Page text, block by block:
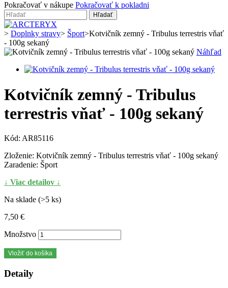
Pokračovať v nákupe Pokračovať k pokladni
Hľadať
> Doplnky stravy> Šport>Kotvičník zemný - Tribulus terrestris vňať
- 100g sekaný
Náhľad
Kotvičník zemný - Tribulus
terrestris vňať - 100g sekaný
Kód: AR85116
Zloženie: Kotvičník zemný - Tribulus terrestris vňať - 100g sekaný
Zaradenie: Šport
↓ Viac detailov ↓
Na sklade (>5 ks)
7,50 €
Množstvo
Vložiť do košíka
Detaily